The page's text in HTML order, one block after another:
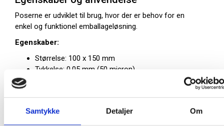
Samtykke Detaljer Om
Poserne er udviklet til brug, hvor der er behov for en
enkel og funktionel emballageløsning.
Egenskaber:
Størrelse: 100 x 150 mm
Tykkelse: 0,05 mm (50 micron)
Velegnet til mindre emner
Egnet til sortering og organisering